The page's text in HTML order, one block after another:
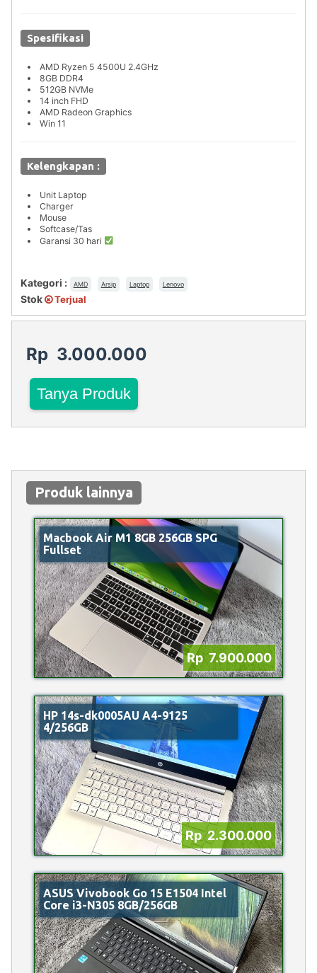
Spesifikasi
AMD Ryzen 5 4500U 2.4GHz
8GB DDR4
512GB NVMe
14 inch FHD
AMD Radeon Graphics
Win 11
Kelengkapan :
Unit Laptop
Charger
Mouse
Softcase/Tas
Garansi 30 hari
Kategori : AMD Arsip Laptop Lenovo
Stok Terjual
Rp 3.000.000
Tanya Produk
Produk lainnya
Macbook Air M1 8GB 256GB SPG
Fullset
Rp 7.900.000
HP 14s-dk0005AU A4-9125
4/256GB
Rp 2.300.000
ASUS Vivobook Go 15 E1504 Intel
Core i3-N305 8GB/256GB